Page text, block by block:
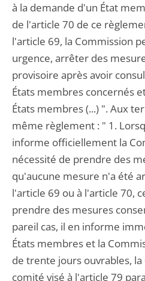
à la demande d'un État
de l'article 70 de ce
l'article 69, la Commission
urgence, arrêter des
provisoire après avoir
États membres concernés
États membres (...) ". Aux
même règlement : " 1.
informe officiellement la
nécessité de prendre des
qu'aucune mesure n'a été
l'article 69 ou à l'article 70,
prendre des mesures
pareil cas, il en informe
États membres et la
de trente jours ouvrables,
comité visé à l'article 79